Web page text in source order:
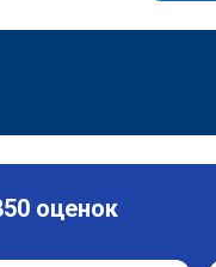
оценок